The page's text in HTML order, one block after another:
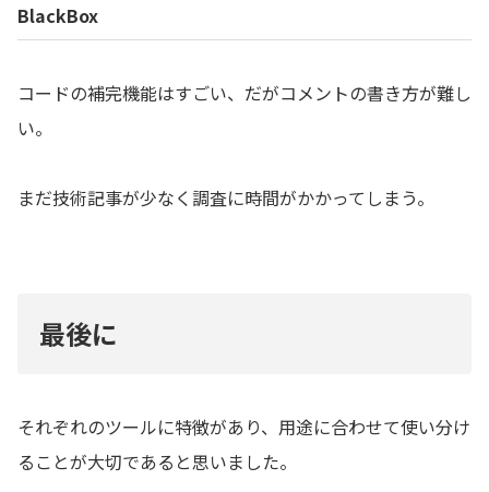
BlackBox
コードの補完機能はすごい、だがコメントの書き方が難し
い。
まだ技術記事が少なく調査に時間がかかってしまう。
最後に
それぞれのツールに特徴があり、用途に合わせて使い分け
ることが大切であると思いました。